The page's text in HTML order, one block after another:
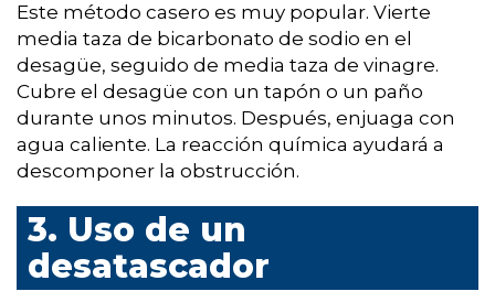
Este método casero es muy popular. Vierte
media taza de bicarbonato de sodio en el
desagüe, seguido de media taza de vinagre.
Cubre el desagüe con un tapón o un paño
durante unos minutos. Después, enjuaga con
agua caliente. La reacción química ayudará a
descomponer la obstrucción.
3. Uso de un
desatascador